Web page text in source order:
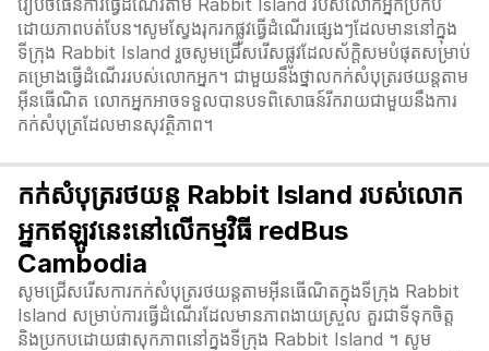
រៀបចំផែនការធ្វើដំណើរតាម Rabbit Island របស់លោកអ្នកប្រកប
ដោយភាពបត់បែន។សូមស្វែងរុករកផ្លូវធ្វើដំណើរផ្សេងៗដែលមាននៅក្នុង
ទីក្រុង Rabbit Island រួចសូមជ្រើសរើសផ្លូវដែលស័ក្តិសមបំផុតសម្រាប់
គម្រោងធ្វើដំណើររបស់លោកអ្នក។ ជាមួយនឹងថ្នាលកក់សំបុត្ររថយន្តតាម
អ៊ីនធើណិត លោកអ្នកអាចទទួលបានបទពិសោធន៍រីករាយជាមួយនឹងការ
កក់សំបុត្រដែលមានសុវត្ថិភាព។
កក់សំបុត្ររថយន្ត Rabbit Island របស់លោក
អ្នកឥឡូវនេះនៅលើកម្មវិធី redBus
Cambodia
សូមជ្រើសរើសការកក់សំបុត្ររថយន្តតាមអ៊ីនធើណិតក្នុងទីក្រុង Rabbit
Island សម្រាប់ការធ្វើដំណើរដែលមានភាពងាយស្រួល គួរជាទីទុកចិត្ត
និងប្រកបដោយផាសុកភាពនៅក្នុងទីក្រុង Rabbit Island ។ សូម